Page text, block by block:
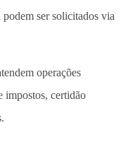
ser solicitados via
operações
impostos, certidão